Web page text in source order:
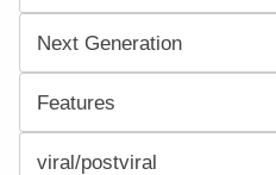
Next Generation
Features
viral/postviral